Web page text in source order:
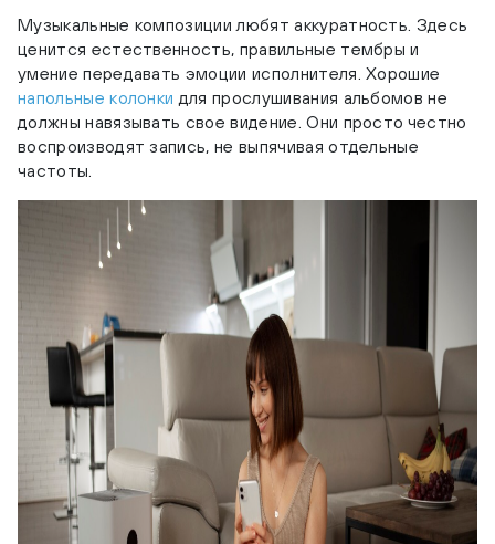
Музыкальные композиции любят аккуратность. Здесь
ценится естественность, правильные тембры и
умение передавать эмоции исполнителя. Хорошие
напольные колонки для прослушивания альбомов не
должны навязывать свое видение. Они просто честно
воспроизводят запись, не выпячивая отдельные
частоты.